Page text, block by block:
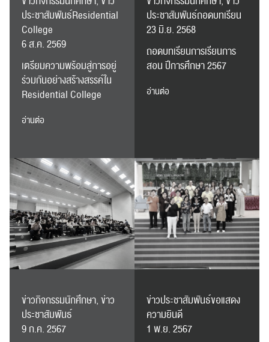
ประชาสัมพันธ์Residential
College
6 ส.ค. 2569
เตรียมความพร้อมสู่การอยู่
ร่วมกันอย่างสร้างสรรค์ใน
Residential College
อ่านต่อ
ประชาสัมพันธ์ถอดบทเรียน
23 มิ.ย. 2568
ถอดบทเรียนการเรียนการ
สอน ปีการศึกษา 2567
อ่านต่อ
ข่าวกิจกรรมนักศึกษา, ข่าว
ประชาสัมพันธ์
9 ก.ค. 2567
ข่าวประชาสัมพันธ์ขอแสดง
ความยินดี
1 พ.ย. 2567